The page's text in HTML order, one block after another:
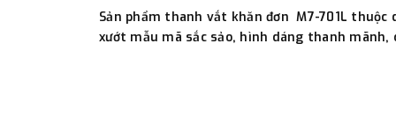
Sản phẩm thanh vắt khăn đơn M7-701L
xướt mẫu mã sắc sảo, hình dáng thanh